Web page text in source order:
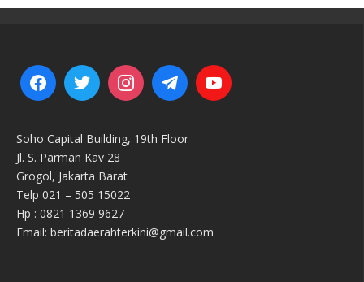
Soho Capital Building, 19th Floor
Jl. S. Parman Kav 28
Grogol, Jakarta Barat
Telp 021 – 505 15022
Hp : 0821 1369 9627
Email: beritadaerahterkini@gmail.com